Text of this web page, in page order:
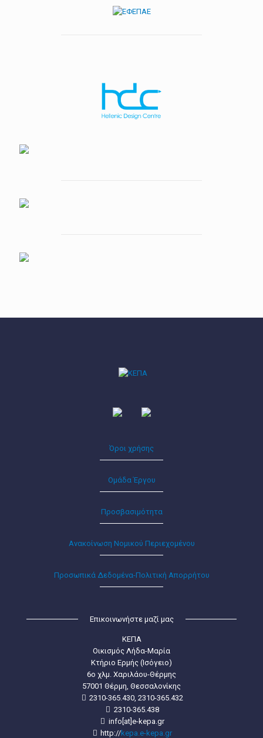
Όροι χρήσης
Ομάδα Έργου
Προσβασιμότητα
Ανακοίνωση Νομικού Περιεχομένου
Προσωπικά Δεδομένα-Πολιτική Απορρήτου
Επικοινωνήστε μαζί μας
ΚΕΠΑ
Οικισμός Λήδα-Μαρία
Κτήριο Ερμής (Ισόγειο)
6ο χλμ. Χαριλάου-Θέρμης
57001 Θέρμη, Θεσσαλονίκης
2310-365.430, 2310-365.432
2310-365.438
info[at]e-kepa.gr
http://kepa.e-kepa.gr